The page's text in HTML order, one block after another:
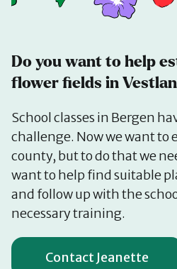
Do you want to help
flower fields in
School classes in Bergen
challenge. Now we want to
county, but to do that we
want to help find suitable
and follow up with the
necessary training.
Contact Jeanette